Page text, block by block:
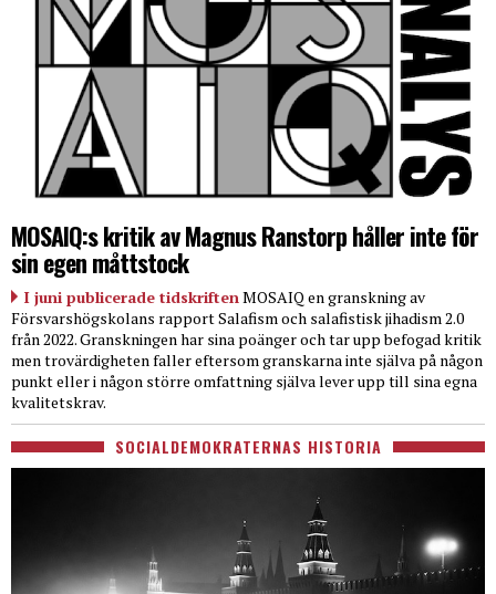
MOSAIQ:s kritik av Magnus Ranstorp håller inte för
sin egen måttstock
I juni publicerade tidskriften MOSAIQ en granskning av
Försvarshögskolans rapport Salafism och salafistisk jihadism 2.0
från 2022. Granskningen har sina poänger och tar upp befogad kritik
men trovärdigheten faller eftersom granskarna inte själva på någon
punkt eller i någon större omfattning själva lever upp till sina egna
kvalitetskrav.
SOCIALDEMOKRATERNAS HISTORIA